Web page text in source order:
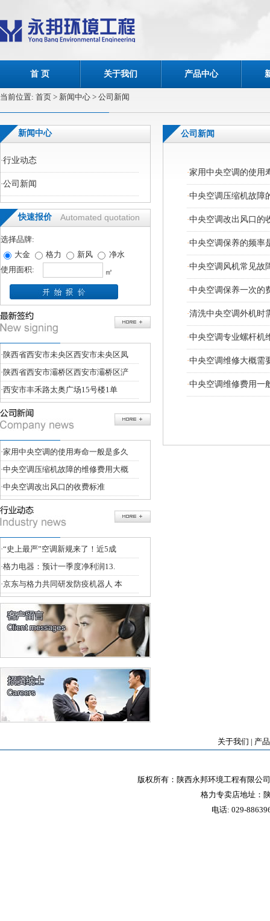
首 页 关于我们 产品中心
当前位置: 首页 > 新闻中心 > 公司新闻
新闻中心
·行业动态
·公司新闻
快速报价 Automated quotation
选择品牌:
大金
格力 新风
净水
使用面积:
㎡
·陕西省西安市未央区西安市未央区凤
·陕西省西安市灞桥区西安市灞桥区浐
·西安市丰禾路太奥广场15号楼1单
·家用中央空调的使用寿命一般是多久
·中央空调压缩机故障的维修费用大概
·中央空调改出风口的收费标准
·“史上最严”空调新规来了！近5成
·格力电器：预计一季度净利润13.
·京东与格力共同研发防疫机器人 本
公司新闻
·家用中央空调的使用
·中央空调压缩机故障
·中央空调改出风口的
·中央空调保养的频率
·中央空调风机常见故
·中央空调保养一次的
·清洗中央空调外机时
·中央空调专业螺杆机
·中央空调维修大概需
·中央空调维修费用一
关于我们 | 产
版权所有：陕西永邦环境工程有限公
格力专卖店地址：
电话: 029-